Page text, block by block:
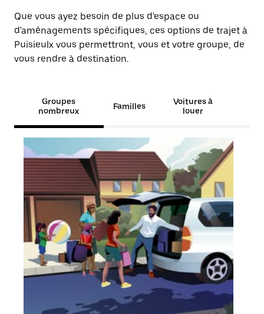
Que vous ayez besoin de plus d'espace ou
d'aménagements spécifiques, ces options de trajet à
Puisieulx vous permettront, vous et votre groupe, de
vous rendre à destination.
Groupes
nombreux
Familles
Voitures à
louer